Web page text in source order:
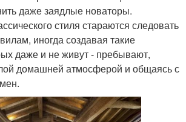
даже заядлые новаторы.
стиля стараются следовать
иногда создавая такие
даже и не живут - пребывают,
домашней атмосферой и общаясь с